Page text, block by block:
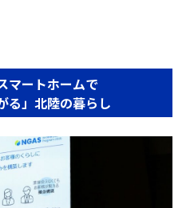
マートホームで
る」北陸の暮らし